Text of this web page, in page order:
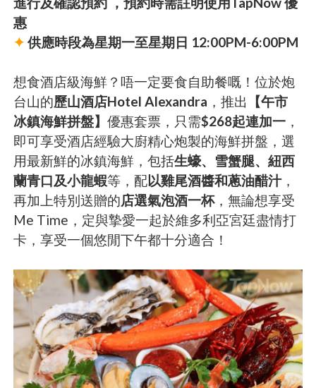
惠
✦ 供應時段為星期一至星期日 12:00PM-6:00PM
想食酒店級海鮮？唔一定要食自助餐嘅！位於炮
台山的歷山酒店Hotel Alexandra ，推出
【午市
冰鎮海鮮拼盤】優惠套票，只需$268起連加一 ，
即可享受酒店經驗大廚精心炮製的海鮮拼盤，選
用最新鮮的冰鎮海鮮，包括生蠔、雪蟹腿、紐西
蘭青口及小龍蝦等，配以雞尾酒醬和蔥油醋汁，
再加上特別送贈的店選氣泡酒一杯，無論想享受
Me Time，定與摯愛一起於維多利亞宮廷盡情打
卡，享受一個悠閒下午都十分適合！